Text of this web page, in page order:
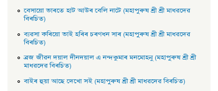
বেসায়াে ভাৰতে হাট আউৰ বেলি নাটে (মহাপুৰুষ শ্ৰী শ্ৰী মাধৱদেৱ
বিৰচিত)
ব্যৱসা কৰিয়াে ভাই হৰিৰ চৰণধন সাৰ (মহাপুৰুষ শ্ৰী শ্ৰী মাধৱদেৱ
বিৰচিত)
ব্রজ জীৱন দয়াল দীনদয়াল এ নন্দকুমাৰ মনমােহনু (মহাপুৰুষ শ্ৰী শ্ৰী
মাধৱদেৱ বিৰচিত)
বাইৰ হুয়া আছে দেখাে সই (মহাপুৰুষ শ্ৰী শ্ৰী মাধৱদেৱ বিৰচিত)